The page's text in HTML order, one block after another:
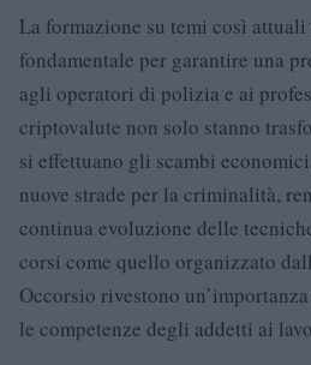
La formazione su temi così
fondamentale per garantire una
agli operatori di polizia e ai
criptovalute non solo stanno
si effettuano gli scambi
nuove strade per la criminalità,
continua evoluzione delle
corsi come quello organizzato
Occorsio rivestono
le competenze degli addetti ai